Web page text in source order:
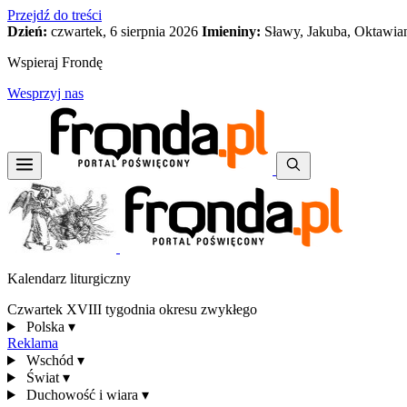
Przejdź do treści
Dzień: czwartek, 6 sierpnia 2026 Imieniny: Sławy, Jakuba,
Wspieraj Frondę
Wesprzyj nas
Kalendarz liturgiczny
Czwartek XVIII tygodnia okresu zwykłego
Polska ▾
Reklama
Wschód ▾
Świat ▾
Duchowość i wiara ▾